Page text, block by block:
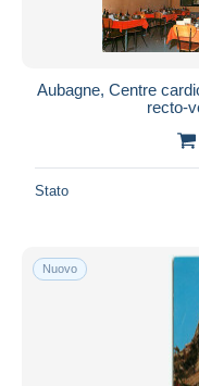
Bancontact
Maestro
Residenza del
Aubagne, Centre
recto-
Stato
Nuovo